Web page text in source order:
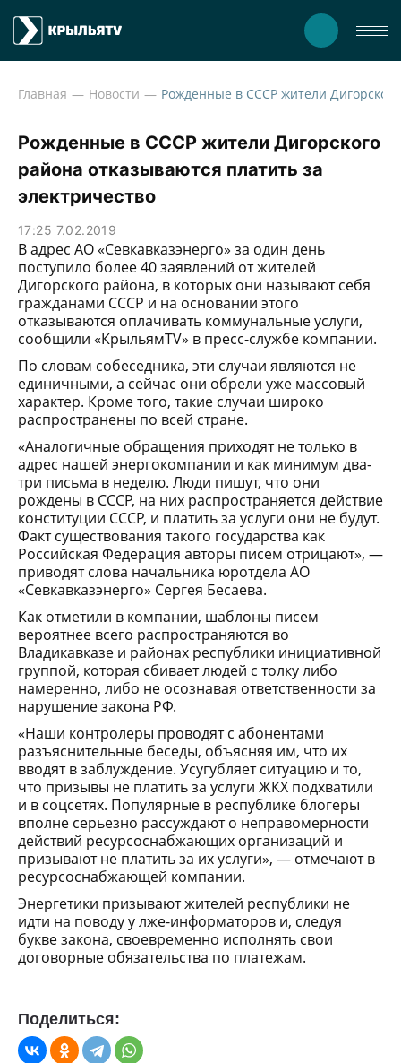
Главная Новости
Рожденные в СССР жители Дигорского
района отказываются платить за
электричество
17:25 7.02.2019
В адрес АО «Севкавказэнерго» за один день
поступило более 40 заявлений от жителей
Дигорского района, в которых они называют себя
гражданами СССР и на основании этого
отказываются оплачивать коммунальные услуги,
сообщили «КрыльямTV» в пресс-службе компании.
По словам собеседника, эти случаи являются не
единичными, а сейчас они обрели уже массовый
характер. Кроме того, такие случаи широко
распространены по всей стране.
«Аналогичные обращения приходят не только в
адрес нашей энергокомпании и как минимум два-
три письма в неделю. Люди пишут, что они
рождены в СССР, на них распространяется действие
конституции СССР, и платить за услуги они не будут.
Факт существования такого государства как
Российская Федерация авторы писем отрицают», —
приводят слова начальника юротдела АО
«Севкавказэнерго» Сергея Бесаева.
Как отметили в компании, шаблоны писем
вероятнее всего распространяются во
Владикавказе и районах республики инициативной
группой, которая сбивает людей с толку либо
намеренно, либо не осознавая ответственности за
нарушение закона РФ.
«Наши контролеры проводят с абонентами
разъяснительные беседы, объясняя им, что их
вводят в заблуждение. Усугубляет ситуацию и то,
что призывы не платить за услуги ЖКХ подхватили
и в соцсетях. Популярные в республике блогеры
вполне серьезно рассуждают о неправомерности
действий ресурсоснабжающих организаций и
призывают не платить за их услуги», — отмечают в
ресурсоснабжающей компании.
Энергетики призывают жителей республики не
идти на поводу у лже-информаторов и, следуя
букве закона, своевременно исполнять свои
договорные обязательства по платежам.
Поделиться: